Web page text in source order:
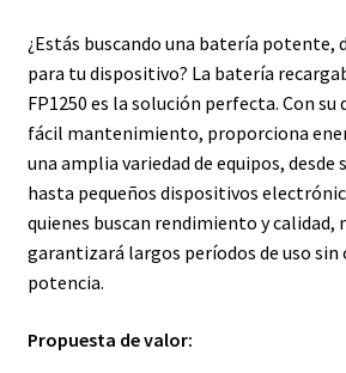
¿Estás buscando una batería potente,
para tu dispositivo? La batería
FP1250 es la solución perfecta. Con
fácil mantenimiento, proporciona
una amplia variedad de equipos, desde
hasta pequeños dispositivos
quienes buscan rendimiento y calidad,
garantizará largos períodos de uso
potencia.
Propuesta de valor: